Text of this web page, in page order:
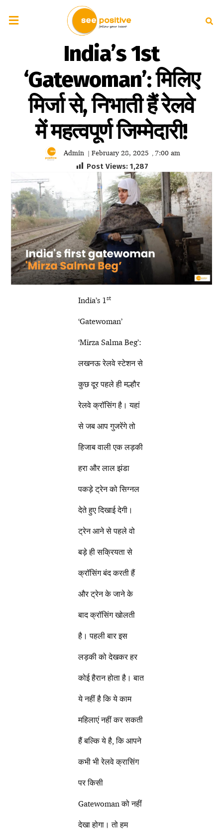
India’s 1st
‘Gatewoman’: मिलिए
मिर्जा से, निभाती हैं रेलवे
में महत्वपूर्ण जिम्मेदारी!
Admin | February 28, 2025 , 7:00 am
Post Views: 1,287
India’s 1st
‘Gatewoman’
‘Mirza Salma Beg’:
लखनऊ रेलवे स्टेशन से
कुछ दूर पहले ही मल्हौर
रेलवे क्रॉसिंग है। यहां
से जब आप गुजरेंगे तो
हिजाब वाली एक लड़की
हरा और लाल झंडा
पकड़े ट्रेन को सिग्नल
देते हुए दिखाई देगी।
ट्रेन आने से पहले वो
बड़े ही सक्रियता से
क्रॉसिंग बंद करती हैं
और ट्रेन के जाने के
बाद क्रॉसिंग खोलती
है। पहली बार इस
लड़की को देखकर हर
कोई हैरान होता है। बात
ये नहीं है कि ये काम
महिलाएं नहीं कर सकती
हैं बल्कि ये है, कि आपने
कभी भी रेलवे क्रासिंग
पर किसी
Gatewoman को नहीं
देखा होगा। तो हम